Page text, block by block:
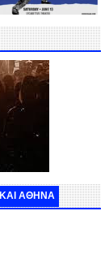
ΚΑΙ ΑΘΗΝΑ